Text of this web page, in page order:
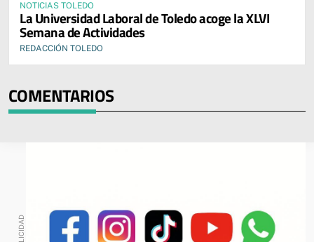
NOTICIAS TOLEDO
La Universidad Laboral de Toledo acoge la XLVI
Semana de Actividades
REDACCIÓN TOLEDO
COMENTARIOS